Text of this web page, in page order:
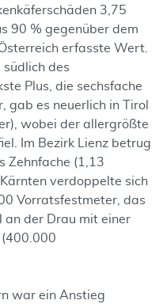
3,75
90 % gegenüber dem
erfasste Wert.
südlich des
Plus, die sechsfache
gab es neuerlich in Tirol
wobei der allergrößte
Im Bezirk Lienz betrug
Zehnfache (1,13
verdoppelte sich
Vorratsfestmeter, das
der Drau mit einer
(400.000
war ein Anstieg